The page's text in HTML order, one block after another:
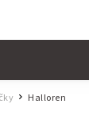
/ Halloren